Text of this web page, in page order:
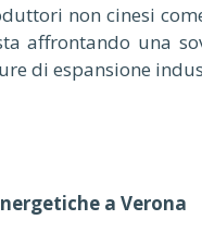
non cinesi
affrontando una
di espansione
a Verona